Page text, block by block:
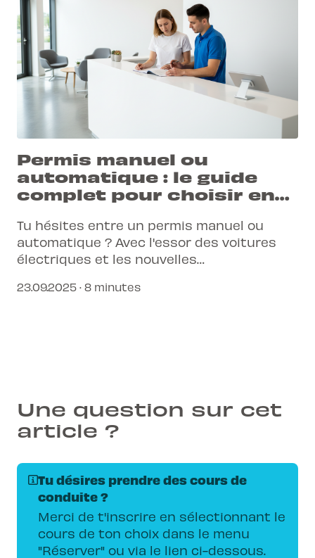
Permis manuel ou
automatique : le guide
complet pour choisir en
Tu hésites entre un permis manuel ou
automatique ? Avec l'essor des voitures
électriques et les nouvelles
important que jamais. Découvre les
23.09.2025 · 8 minutes
Une question sur cet
article ?
Tu désires prendre des cours de
conduite ?
Merci de t'inscrire en sélectionnant le
cours de ton choix dans le menu
"Réserver" ou via le lien ci-dessous.